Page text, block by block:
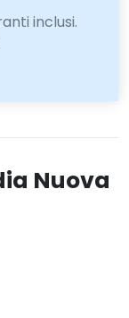
inclusi.
Nuova